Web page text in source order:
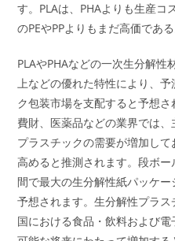
す。PLAは、PHAよりも生産
のPEやPPよりもまだ高価である
PLAやPHAなどの一次生分解性
上などの優れた特性により、
ク包装市場を支配すると予想
費財、医薬品などの業界では
プラスチックの需要が増加し
高めると推測されます。段ボ
間で最大の生分解性紙パッケ
予想されます。生分解性プラ
国における食品・飲料および